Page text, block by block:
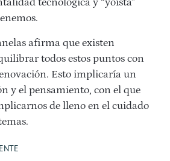
afirma que existen
todos estos puntos con
Esto implicaría un
y el pensamiento, con el que
de lleno en el cuidado